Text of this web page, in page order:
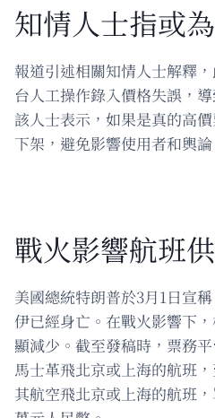
知情人士指或
報道引述相關知情人士解釋
台人工操作錄入價格失誤，
該人士表示，如果是真的高
下架，避免影響使用者和輿論
戰火影響航班
美國總統特朗普於3月1日宣
伊已經身亡。在戰火影響下
顯減少。截至發稿時，票務
馬士革飛北京或上海的航班
其航空飛北京或上海的航班